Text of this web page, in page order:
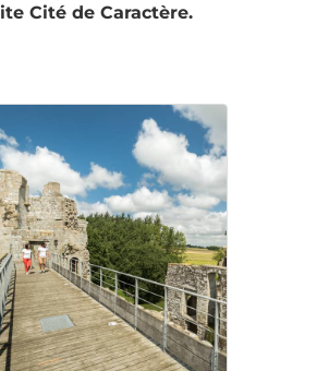
Cité de Caractère.